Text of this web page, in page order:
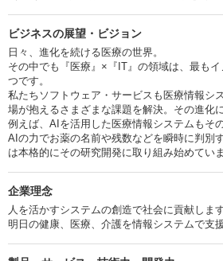
ビジネスの展望・ビジョン
日々、進化を続ける医療の世界。
その中でも『医療』×『IT』の領域は、最も
つです。
私たちソフトウェア・サービスも医療情報シ
場が抱えるさまざまな課題を解決。その進化
例えば、AIを活用した医療情報システムもその
AIの力でお薬の名前や残数などを瞬時に判別
は本格的にその研究開発に取り組み始めていま
企業理念
人を活かすシステムの創造で社会に貢献します
明日の健康、医療、介護を情報システムで支